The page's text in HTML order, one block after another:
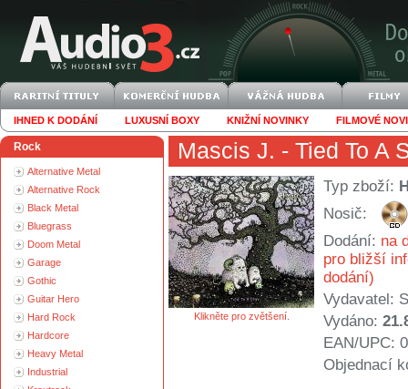
IHNED K DODÁNÍ LUXUSNÍ BOXY KNIŽNÍ NOVINKY FILMOVÉ
Rock
Alternative Metal
Alternative Rock
Black Metal
Bluegrass
Doom Metal
Garage
Gothic
Guitar Hero
Hard Rock
Hardcore
Heavy Metal
Industrial
Mascis J. - Tied To A
Klikněte pro zvětšení.
Typ zboží:
Nosič:
Dodání: na
pro bližší
dodání)
Vydavatel:
Vydáno:
EAN/UPC:
Objednací